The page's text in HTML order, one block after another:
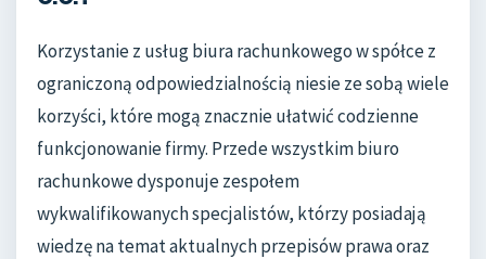
Korzystanie z usług biura rachunkowego w spółce z
ograniczoną odpowiedzialnością niesie ze sobą wiele
korzyści, które mogą znacznie ułatwić codzienne
funkcjonowanie firmy. Przede wszystkim biuro
rachunkowe dysponuje zespołem
wykwalifikowanych specjalistów, którzy posiadają
wiedzę na temat aktualnych przepisów prawa oraz